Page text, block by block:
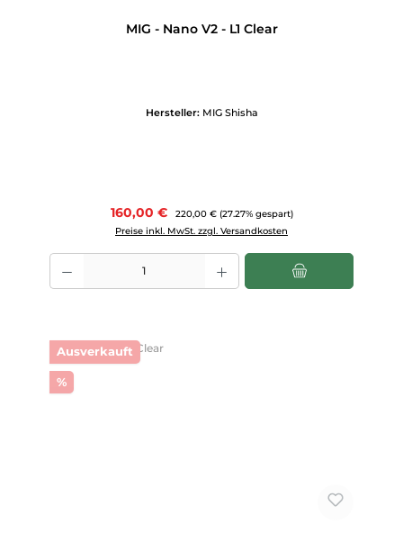
MIG - Nano V2 - L1 Clear
Hersteller: MIG Shisha
Verkaufspreis:
160,00 € Regulärer Preis:
220,00 € (27.27% gespart)
Preise inkl. MwSt. zzgl. Versandkosten
Produkt Anzahl: Gib den gewünschten Wert ein oder benutze die
Ausverkauft
%Rabatt